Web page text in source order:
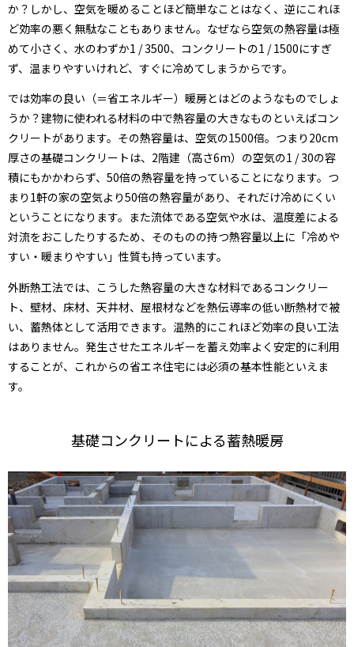
か？しかし、空気を暖めることほど簡単なことはなく、逆にこれほ
ど効率の悪く無駄なこともありません。なぜなら空気の熱容量は極
めて小さく、水のわずか1 / 3500、コンクリートの1 / 1500にすぎ
ず、温まりやすいけれど、すぐに冷めてしまうからです。
では効率の良い（＝省エネルギー）暖房とはどのようなものでしょ
うか？建物に使われる材料の中で熱容量の大きなものといえばコン
クリートがあります。その熱容量は、空気の1500倍。つまり20cm
厚さの基礎コンクリートは、2階建（高さ6m）の空気の1 / 30の容
積にもかかわらず、50倍の熱容量を持っていることになります。つ
まり1軒の家の空気より50倍の熱容量があり、それだけ冷めにくい
ということになります。また流体である空気や水は、温度差による
対流をおこしたりするため、そのものの持つ熱容量以上に「冷めや
すい・暖まりやすい」性質も持っています。
外断熱工法では、こうした熱容量の大きな材料であるコンクリー
ト、壁材、床材、天井材、屋根材などを熱伝導率の低い断熱材で被
い、蓄熱体として活用できます。温熱的にこれほど効率の良い工法
はありません。発生させたエネルギーを蓄え効率よく安定的に利用
することが、これからの省エネ住宅には必須の基本性能といえま
す。
基礎コンクリートによる蓄熱暖房